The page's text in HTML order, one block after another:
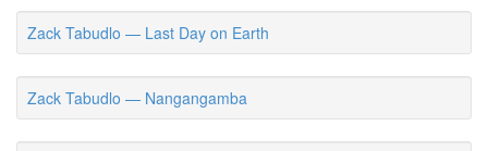
Zack Tabudlo — Last Day on Earth
Zack Tabudlo — Nangangamba